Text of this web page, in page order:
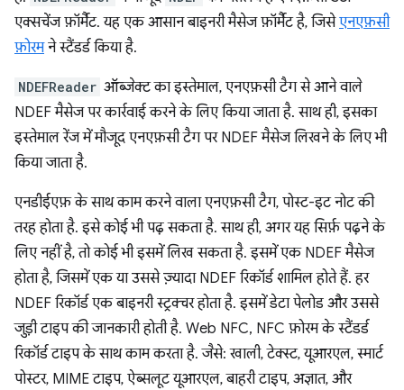
एक्सचेंज फ़ॉर्मैट. यह एक आसान बाइनरी मैसेज फ़ॉर्मैट है, जिसेएनएफ़सी
फ़ोरमने स्टैंडर्ड किया है.
NDEFReader ऑब्जेक्ट का इस्तेमाल, एनएफ़सी टैग से आने वाले
NDEF मैसेज पर कार्रवाई करने के लिए किया जाता है. साथ ही, इसका
इस्तेमाल रेंज में मौजूद एनएफ़सी टैग पर NDEF मैसेज लिखने के लिए भी
किया जाता है.
एनडीईएफ़ के साथ काम करने वाला एनएफ़सी टैग, पोस्ट-इट नोट की
तरह होता है. इसे कोई भी पढ़ सकता है. साथ ही, अगर यह सिर्फ़ पढ़ने के
लिए नहीं है, तो कोई भी इसमें लिख सकता है. इसमें एक NDEF मैसेज
होता है, जिसमें एक या उससे ज़्यादा NDEF रिकॉर्ड शामिल होते हैं. हर
NDEF रिकॉर्ड एक बाइनरी स्ट्रक्चर होता है. इसमें डेटा पेलोड और उससे
जुड़ी टाइप की जानकारी होती है. Web NFC, NFC फ़ोरम के स्टैंडर्ड
रिकॉर्ड टाइप के साथ काम करता है. जैसे: खाली, टेक्स्ट, यूआरएल, स्मार्ट
पोस्टर, MIME टाइप, ऐब्सलूट यूआरएल, बाहरी टाइप, अज्ञात, और